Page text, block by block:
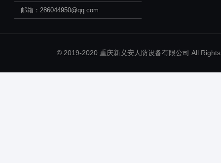
邮箱：286044950@qq.com
© 2019-2020 重庆新义安人防设备有限公司 All